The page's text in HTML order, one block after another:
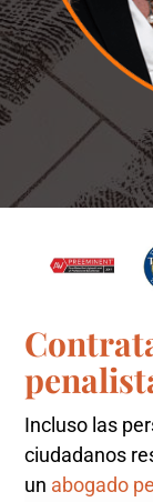
Incluso las
ciudadanos
un abogado